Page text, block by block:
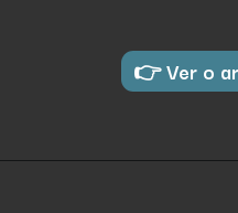
👉 Ver o